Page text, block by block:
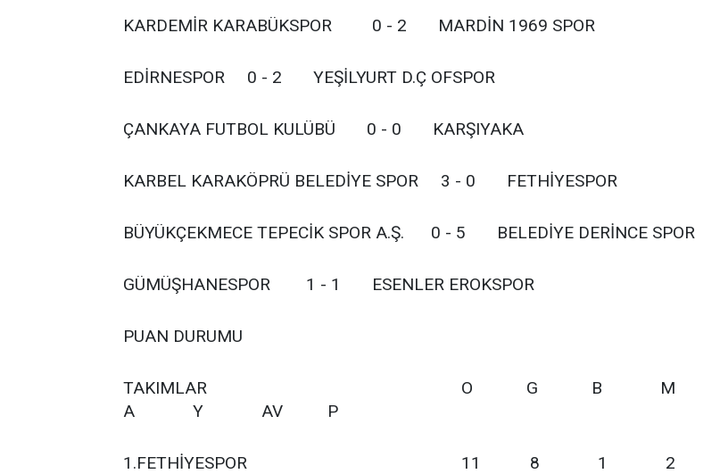
KARDEMİR KARABÜKSPOR 0 - 2 MARDİN 1969 SPOR
EDİRNESPOR 0 - 2 YEŞİLYURT D.Ç OFSPOR
ÇANKAYA FUTBOL KULÜBÜ 0 - 0 KARŞIYAKA
KARBEL KARAKÖPRÜ BELEDİYE SPOR 3 - 0 FETHİYESPOR
BÜYÜKÇEKMECE TEPECİK SPOR A.Ş. 0 - 5 BELEDİYE DERİNCE SPOR
GÜMÜŞHANESPOR 1 - 1 ESENLER EROKSPOR
PUAN DURUMU
TAKIMLAR O G B M
A Y AV P
1.FETHİYESPOR 11 8 1 2